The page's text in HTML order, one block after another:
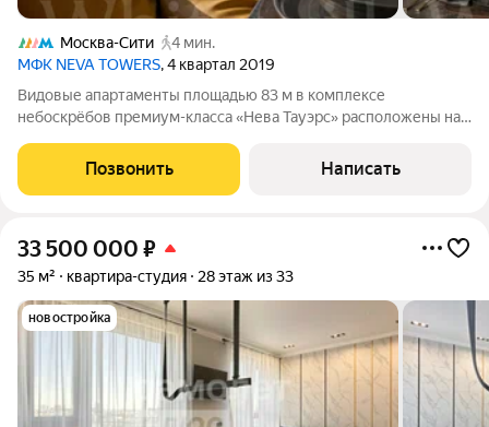
Москва-Сити
4 мин.
МФК NEVA TOWERS, 4 квартал 2019
Видовые апартаменты площадью 83 м в комплексе
небоскрёбов премиум-класса «Нева Тауэрс» расположены на
спальня, холл-прихожая с гардеробом. Панорамные окна в пол
выходят на север и запад - с
Позвонить Написать
33 500 000 ₽
35 м² квартира-студия 28 этаж из 33
новостройка